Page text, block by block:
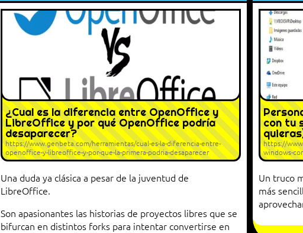
¿Cual es la diferencia entre OpenOffice y
LibreOffice y por qué OpenOffice podría
desaparecer?
https://www.genbeta.com/herramientas/cual-es-la-diferencia-entre-
openoffice-y-libreoffice-y-por-que-la-primera-podria-desaparecer
Una duda ya clásica a pesar de la juventud de
LibreOffice.
Son apasionantes las historias de proyectos libres que se
bifurcan en distintos forks para intentar convertirse en
con tu
https://
windows-
Un truco
más